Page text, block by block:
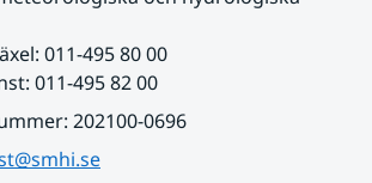
011-495 80 00
011-495 82 00
202100-0696